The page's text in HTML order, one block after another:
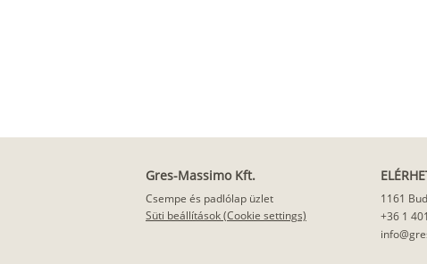
Gres-Massimo Kft.
Csempe és padlólap üzlet
Süti beállítások (Cookie settings)
1161
+36 1